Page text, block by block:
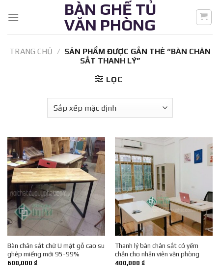
BÀN GHẾ TỦ
VĂN PHÒNG
TRANG CHỦ / SẢN PHẨM ĐƯỢC GẮN THẺ “BÀN CHÂN
SẮT THANH LÝ”
LỌC
Bàn chân sắt chữ U mặt gỗ cao su
ghép miếng mới 95-99%
600,000 ₫
Thanh lý bàn chân sắt có yếm
chắn cho nhân viên văn phòng
400,000 ₫